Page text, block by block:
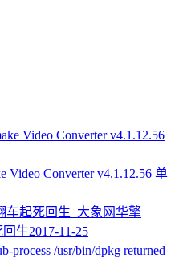
Converter v4.1.12.56 单
华擎
回生2017-11-25